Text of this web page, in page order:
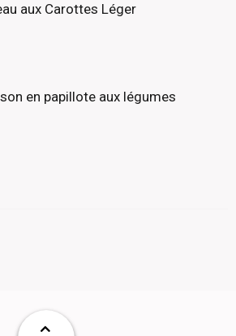
aux Carottes Léger
en papillote aux légumes